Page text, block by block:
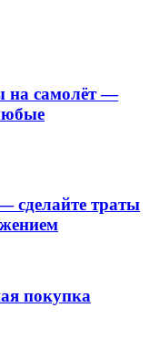
на самолёт —
сделайте траты
покупка